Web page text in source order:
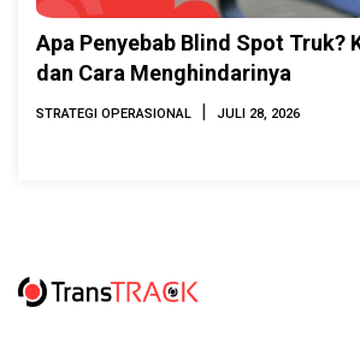
Apa Penyebab Blind Spot Truk?
dan Cara Menghindarinya
STRATEGI OPERASIONAL | JULI 28, 2026